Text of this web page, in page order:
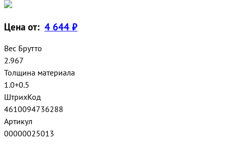
Цена от: 4 644 ₽
Вес Брутто
2.967
Толщина материала
1.0+0.5
ШтрихКод
4610094736288
Артикул
00000025013